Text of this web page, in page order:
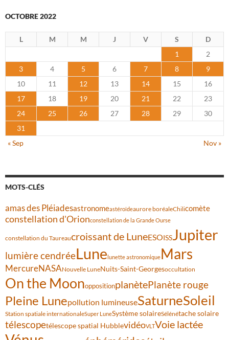
OCTOBRE 2022
L M M J V S
D
1
2
3
4 5 6 7 8
9
10
11 12 13 14 15
16
17
18 19 20 21 22
23
24
25 26 27 28 29
30
31
« Sep
Nov »
MOTS-CLÉS
amas des Pléiadesastronomeastéroïdeaurore boréaleChilicomète
constellation d'Orionconstellation de la Grande Ourse
constellation du Taureaucroissant de LuneESOISSJupiter
lumière cendréeLunelunette astronomiqueMars
MercureNASANouvelle LuneNuits-Saint-Georgesoccultation
On the MoonoppositionplanètePlanète rouge
Pleine Lunepollution lumineuseSaturneSoleil
Station spatiale internationaleSuper LuneSystème solaireSélénétache solaire
télescopetélescope spatial HubblevidéoVLTVoie lactée